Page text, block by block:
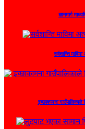
ज्ञानमार्ग
सर्वशान्ति
इच्छाकामना